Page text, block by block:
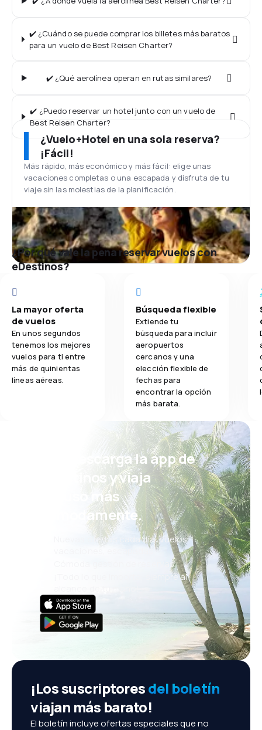
✔️ ¿Cuándo se puede comprar los billetes más baratos
para un vuelo de Best Reisen Charter?
✔️ ¿Qué aerolínea operan en rutas similares?
✔️ ¿Puedo reservar un hotel junto con un vuelo de
Best Reisen Charter?
¿Vuelo+Hotel en una sola reserva?
¡Fácil!
Más rápido, más económico y más fácil: elige unas
vacaciones completas o una escapada y disfruta de tu
viaje sin las molestias de la planificación.
¿Por qué vale la pena reservar vuelos con
eDestinos?
La mayor oferta
de vuelos
En unos segundos
tenemos los mejores
vuelos para ti entre
más de quinientas
líneas aéreas.
Búsqueda flexible
Extiende tu
búsqueda para incluir
aeropuertos
cercanos y una
elección flexible de
fechas para
encontrar la opción
más barata.
¡Eh! Descarga la app de
eDestinos y viaja
incluso más
cómodamente.
Nuevas ofertas cada día: vuelos,
vacaciones, escapadas
Cómoda gestión de reservas
¡Todo lo que importa, siempre al
¡Los suscriptoresdel boletín
viajan más barato!
El boletín incluye ofertas especiales que no